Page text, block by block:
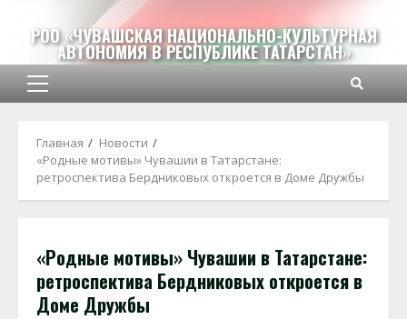
содержимому
РОО «ЧУВАШСКАЯ НАЦИОНАЛЬНО-КУЛЬТУРНАЯ
АВТОНОМИЯ В РЕСПУБЛИКЕ ТАТАРСТАН»
Основное
Главная
Новости
«Родные мотивы» Чувашии в Татарстане:
ретроспектива Бердниковых откроется в Доме Дружбы
«Родные мотивы» Чувашии в Татарстане:
ретроспектива Бердниковых откроется в
Доме Дружбы